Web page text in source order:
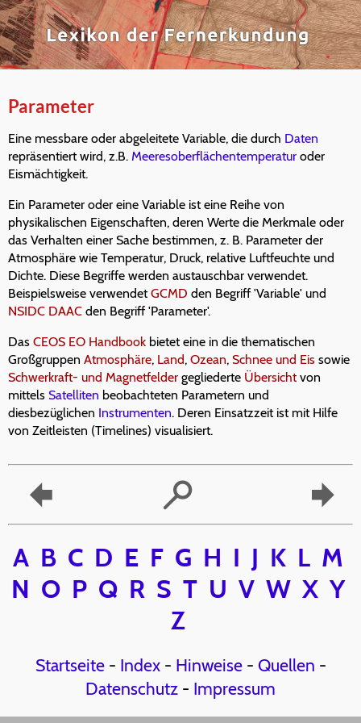
Parameter
Eine messbare oder abgeleitete Variable, die durch Daten
repräsentiert wird, z.B. Meeresoberflächentemperatur oder
Eismächtigkeit.
Ein Parameter oder eine Variable ist eine Reihe von
physikalischen Eigenschaften, deren Werte die Merkmale oder
das Verhalten einer Sache bestimmen, z. B. Parameter der
Atmosphäre wie Temperatur, Druck, relative Luftfeuchte und
Dichte. Diese Begriffe werden austauschbar verwendet.
Beispielsweise verwendetGCMD den Begriff 'Variable' und
NSIDC DAAC den Begriff 'Parameter'.
Das CEOS EO Handbook bietet eine in die thematischen
Großgruppen Atmosphäre, Land, Ozean, Schnee und Eis sowie
Schwerkraft- und Magnetfelder gegliederte Übersichtvon
mittels Satelliten beobachteten Parametern und
diesbezüglichen Instrumenten. Deren Einsatzzeit ist mit Hilfe
von Zeitleisten (Timelines) visualisiert.
A B C D E F G H I J K L M
N O P Q R S T U V W X Y
Z
Startseite- Index- Hinweise- Quellen -
Datenschutz - Impressum